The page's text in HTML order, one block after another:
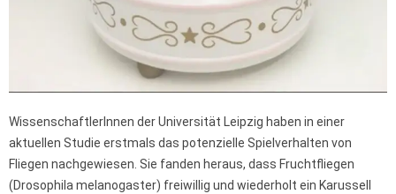
WissenschaftlerInnen der Universität Leipzig haben in einer
aktuellen Studie erstmals das potenzielle Spielverhalten von
Fliegen nachgewiesen. Sie fanden heraus, dass Fruchtfliegen
(Drosophila melanogaster) freiwillig und wiederholt ein Karussell